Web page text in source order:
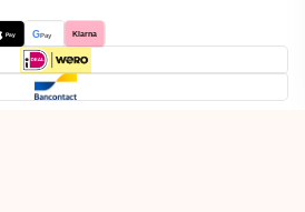
Pay GPay Klarna